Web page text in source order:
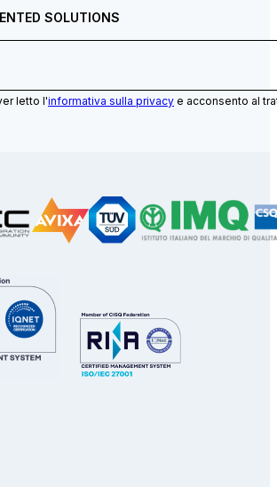
SOLUTIONS
letto l'informativa sulla privacy e acconsento al